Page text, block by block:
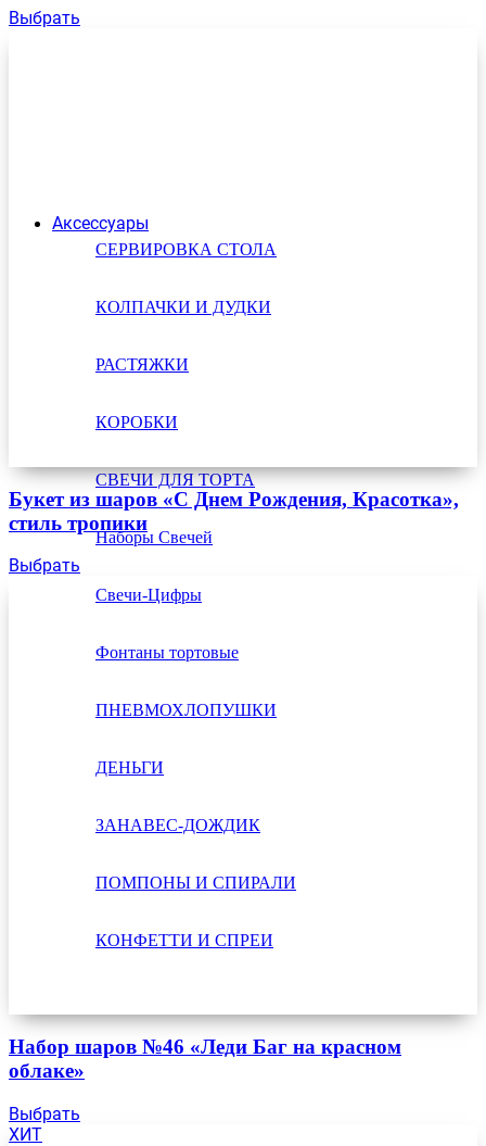
Аксессуары
СЕРВИРОВКА СТОЛА
КОЛПАЧКИ И ДУДКИ
РАСТЯЖКИ
КОРОБКИ
СВЕЧИ ДЛЯ ТОРТА
Наборы Свечей
Свечи-Цифры
Фонтаны тортовые
ПНЕВМОХЛОПУШКИ
ДЕНЬГИ
ЗАНАВЕС-ДОЖДИК
ПОМПОНЫ И СПИРАЛИ
КОНФЕТТИ И СПРЕИ
Выбрать
Букет из шаров «С Днем Рождения, Красотка»,
стиль тропики
Выбрать
Набор шаров №46 «Леди Баг на красном
облаке»
Выбрать
ХИТ